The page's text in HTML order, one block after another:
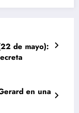
de mayo):
en una